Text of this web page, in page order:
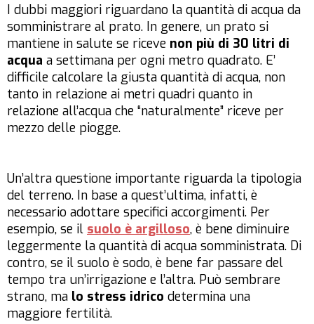
I dubbi maggiori riguardano la quantità di acqua da
somministrare al prato. In genere, un prato si
mantiene in salute se riceve non più di 30 litri di
acqua a settimana per ogni metro quadrato. E’
difficile calcolare la giusta quantità di acqua, non
tanto in relazione ai metri quadri quanto in
relazione all’acqua che “naturalmente” riceve per
mezzo delle piogge.
Un’altra questione importante riguarda la tipologia
del terreno. In base a quest’ultima, infatti, è
necessario adottare specifici accorgimenti. Per
esempio, se il suolo è argilloso, è bene diminuire
leggermente la quantità di acqua somministrata. Di
contro, se il suolo è sodo, è bene far passare del
tempo tra un’irrigazione e l’altra. Può sembrare
strano, ma lo stress idrico determina una
maggiore fertilità.